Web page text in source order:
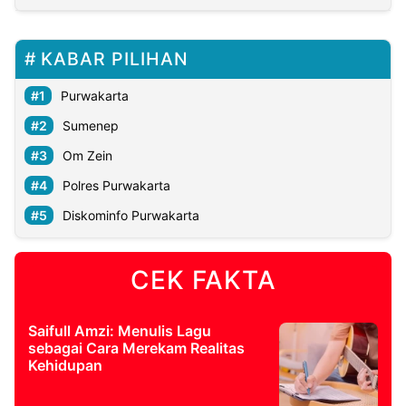
KABAR PILIHAN
Purwakarta
Sumenep
Om Zein
Polres Purwakarta
Diskominfo Purwakarta
CEK FAKTA
Saifull Amzi: Menulis Lagu
sebagai Cara Merekam Realitas
Kehidupan